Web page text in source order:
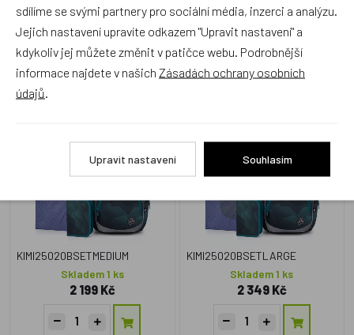
Zboží se stejným motivem
3 - dílný školní set Topgal
KIMI25020BSETMEDIUM
Skladem 1 ks
2 199 Kč
KIMI25020BSETLARGE
Skladem 1 ks
2 349 Kč
sdílíme se svými partnery pro sociální média, inzerci a analýzu.
Jejich nastavení upravíte odkazem "Upravit nastavení" a
kdykoliv jej můžete změnit v patičce webu. Podrobnější
informace najdete v našich Zásadách ochrany osobních
údajů
Upravit nastavení Souhlasím